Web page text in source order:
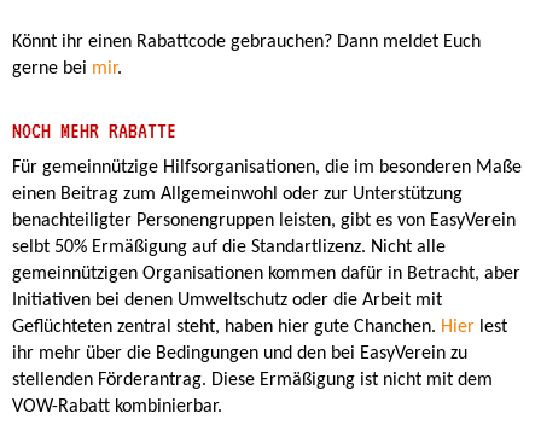
Könnt ihr einen Rabattcode gebrauchen? Dann meldet Euch
gerne bei mir.
NOCH MEHR RABATTE
Für gemeinnützige Hilfsorganisationen, die im besonderen Maße
einen Beitrag zum Allgemeinwohl oder zur Unterstützung
benachteiligter Personengruppen leisten, gibt es von EasyVerein
selbt 50% Ermäßigung auf die Standartlizenz. Nicht alle
gemeinnützigen Organisationen kommen dafür in Betracht, aber
Initiativen bei denen Umweltschutz oder die Arbeit mit
Geflüchteten zentral steht, haben hier gute Chanchen. Hier lest
ihr mehr über die Bedingungen und den bei EasyVerein zu
stellenden Förderantrag. Diese Ermäßigung ist nicht mit dem
VOW-Rabatt kombinierbar.